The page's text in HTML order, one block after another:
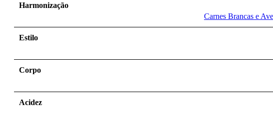
Harmonização
Carnes Brancas e
Estilo
Corpo
Acidez